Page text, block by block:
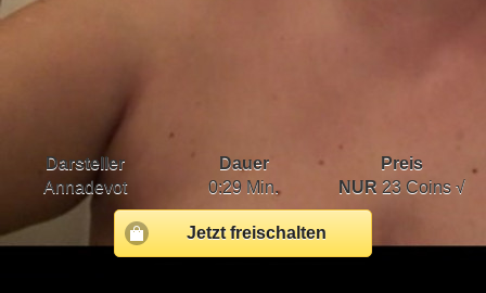
Darsteller Dauer
Preis
Annadevot
0:29 Min. NUR 23 Coins √
Jetzt freischalten